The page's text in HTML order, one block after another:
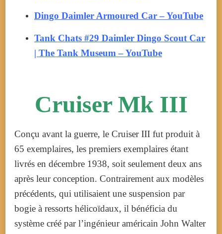
Dingo Daimler Armoured Car – YouTube
Tank Chats #29 Daimler Dingo Scout Car
| The Tank Museum – YouTube
Cruiser Mk III
Conçu avant la guerre, le Cruiser III fut produit à
65 exemplaires, les premiers exemplaires étant
livrés en décembre 1938, soit seulement deux ans
après leur conception. Contrairement aux modèles
précédents, qui utilisaient une suspension par
bogie à ressorts hélicoïdaux, il bénéficia du
système créé par l’ingénieur américain John Walter